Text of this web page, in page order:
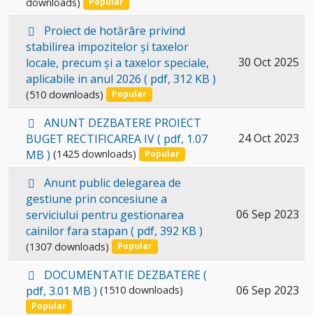
item
Select
an
item
p
d
f
Proiect de hotărâre privind
stabilirea impozitelor și taxelor
locale, precum și a taxelor speciale,
aplicabile in anul 2026 ( pdf, 312 KB )
(510 downloads) Popular
30 Oct 2025
Select
p
d
f
ANUNT DEZBATERE PROIECT
BUGET RECTIFICAREA IV( pdf, 1.07
MB ) (1425 downloads) Popular
24 Oct 2023
Select
an
item
p
d
f
Anunt public delegarea de
gestiune prin concesiune a
serviciului pentru gestionarea
cainilor fara stapan ( pdf, 392 KB )
(1307 downloads) Popular
06 Sep 2023
Select
p
d
f
DOCUMENTATIE DEZBATERE(
pdf, 3.01 MB ) (1510 downloads)
Popular
06 Sep 2023